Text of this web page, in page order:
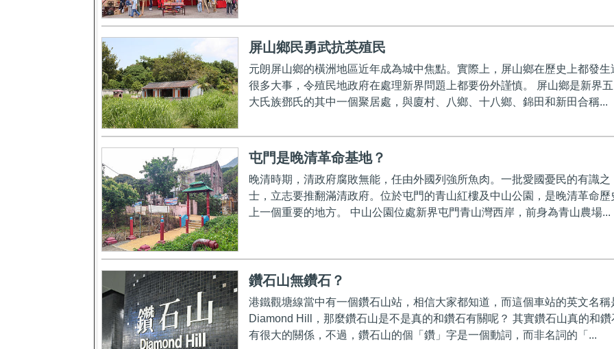
屏山鄉民勇武抗英殖民
元朗屏山鄉的橫洲地區近年成為城中焦點。實際上，屏山鄉在歷史上都發生
很多大事，令殖民地政府在處理新界問題上都要份外謹慎。 屏山鄉是新界五
大氏族鄧氏的其中一個聚居處，與廈村、八鄉、十八鄉、錦田和新田合稱...
屯門是晚清革命基地？
晚清時期，清政府腐敗無能，任由外國列強所魚肉。一批愛國憂民的有識之
士，立志要推翻滿清政府。位於屯門的青山紅樓及中山公園，是晚清革命歷
上一個重要的地方。 中山公園位處新界屯門青山灣西岸，前身為青山農場...
鑽石山無鑽石？
港鐵觀塘線當中有一個鑽石山站，相信大家都知道，而這個車站的英文名稱
Diamond Hill，那麼鑽石山是不是真的和鑽石有關呢？ 其實鑽石山真的和鑽
有很大的關係，不過，鑽石山的個「鑽」字是一個動詞，而非名詞的「...